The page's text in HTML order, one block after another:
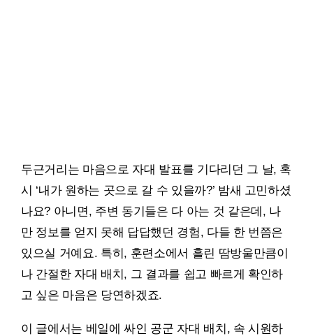
두근거리는 마음으로 자대 발표를 기다리던 그 날, 혹
시 ‘내가 원하는 곳으로 갈 수 있을까?’ 밤새 고민하셨
나요? 아니면, 주변 동기들은 다 아는 것 같은데, 나
만 정보를 얻지 못해 답답했던 경험, 다들 한 번쯤은
있으실 거예요. 특히, 훈련소에서 흘린 땀방울만큼이
나 간절한 자대 배치, 그 결과를 쉽고 빠르게 확인하
고 싶은 마음은 당연하겠죠.
이 글에서는 베일에 싸인 공군 자대 배치, 속 시원하